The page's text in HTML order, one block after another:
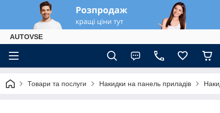
AUTOVSE
Товари та послуги Накидки на панель приладів